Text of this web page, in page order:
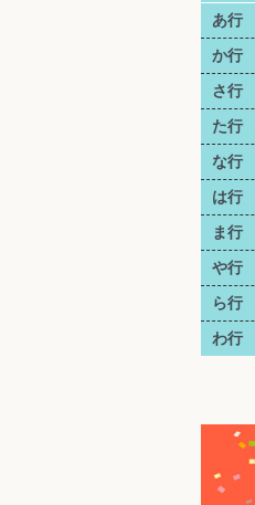
あ行
か行
さ行
た行
な行
は行
ま行
や行
ら行
わ行